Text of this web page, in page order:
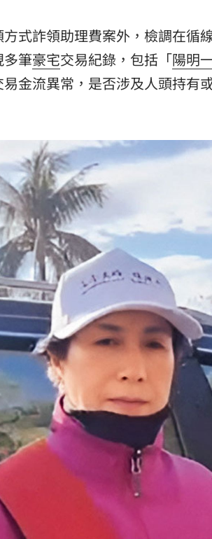
式詐領助理費案外，檢調在循
筆豪宅交易紀錄，包括「陽明
金流異常，是否涉及人頭持有